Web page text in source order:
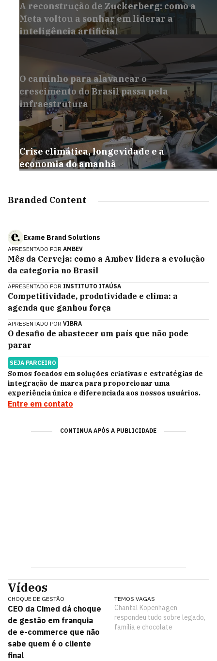
A reconstrução de Zuckerberg: como a
Meta voltou a sonhar em liderar a
inteligência artificial
O caminho para alavancar o
crescimento do Brasil passa pela
infraestrutura
Crise climática, longevidade e a
economia do amanhã
Branded Content
Exame Brand Solutions
APRESENTADO POR AMBEV
Mês da Cerveja: como a Ambev lidera a evolução
da categoria no Brasil
APRESENTADO POR INSTITUTO ITAÚSA
Competitividade, produtividade e clima: a
agenda que ganhou força
APRESENTADO POR VIBRA
O desafio de abastecer um país que não pode
parar
SEJA PARCEIRO
Somos focados em soluções criativas e estratégias de
integração de marca para proporcionar uma
experiência única e diferenciada aos nossos usuários.
Entre em contato
CONTINUA APÓS A PUBLICIDADE
Vídeos
CHOQUE DE GESTÃO
CEO da Cimed dá choque
de gestão em franquia
de e-commerce que não
sabe quem é o cliente
final
TEMOS VAGAS
Chantal Kopenhagen
respondeu tudo sobre legado,
família e chocolate